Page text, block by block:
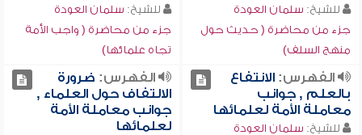
للشيخ: سلمان العودة
جزء من محاضرة ( حديث حول
منهج السلف)
للشيخ: سلمان العودة
جزء من محاضرة ( واجب الأمة
تجاه علمائها)
الفهرس:الانتفاع
بالعلم , جوانب
معاملة الأمة لعلمائها
للشيخ: سلمان العودة
الفهرس: ضرورة
الالتفاف حول العلماء ,
جوانب معاملة الأمة
لعلمائها